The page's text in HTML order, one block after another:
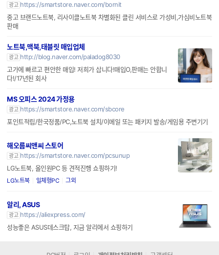
광고 https://smartstore.naver.com/bornit
중고 브랜드노트북, 리사이클노트북 차별화된 클린 서비스로 가성비,가심비노트북
판매
노트북,맥북,태블릿 매입업체
광고 http://blog.naver.com/paladog8030
고가에 빠르고 편안한 매입! 저희가 삽니다!매입O,판매는 안합니
다!/17년된 회사
MS 오피스 2024 가정용
광고 https://smartstore.naver.com/sbcore
포인트적립/한국정품/PC,노트북 설치/이메일 또는 패키지 발송/게임용 주변기기
해오름씨앤씨 스토어
광고 https://smartstore.naver.com/pcsunup
LG노트북, 올인원PC 등 견적진행 쇼핑하기!
LG노트북 일체형PC 그외
알리, ASUS
광고 https://aliexpress.com/
성능좋은 ASUS데스크탑, 지금 알리에서 쇼핑하기